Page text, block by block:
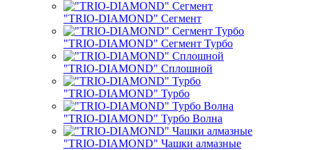
"TRIO-DIAMOND" Сегмент
"TRIO-DIAMOND" Сегмент Турбо
"TRIO-DIAMOND" Сплошной
"TRIO-DIAMOND" Турбо
"TRIO-DIAMOND" Турбо Волна
"TRIO-DIAMOND" Чашки алмазные